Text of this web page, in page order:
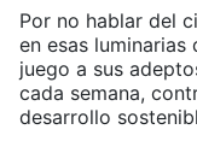
Por no hablar del
en esas
juego a sus
cada semana,
desarrollo